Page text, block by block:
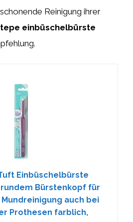
Reinigung ihrer
tepe einbüschelbürste
Einbüschelbürste
Bürstenkopf für
auch bei
Prothesen farblich,